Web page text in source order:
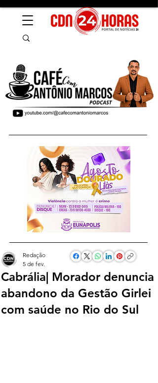
Cabrália| Morador denuncia
abandono da Gestão Girlei
com saúde no Rio do Sul
Redação
5 de fev.